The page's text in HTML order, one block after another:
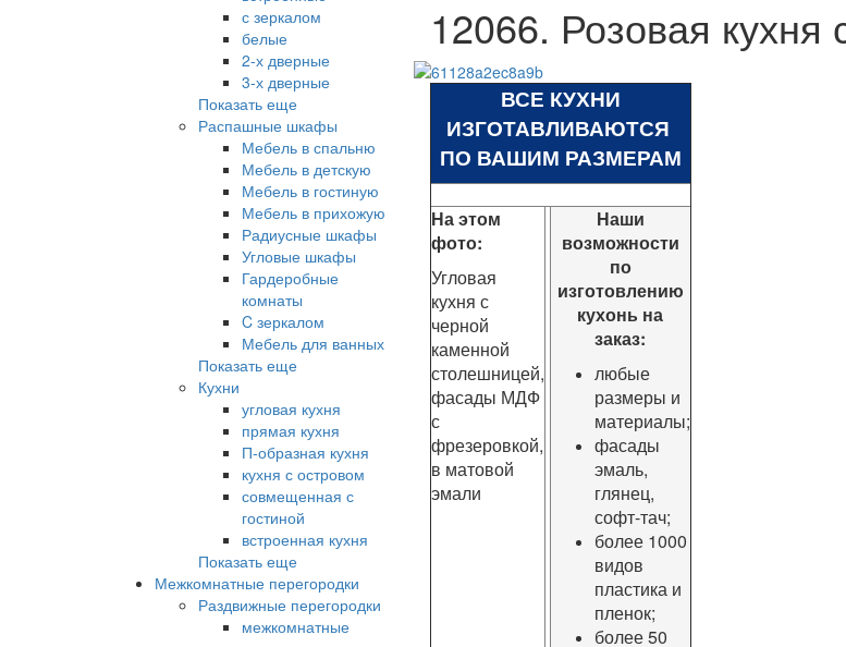
с зеркалом
белые
2-х дверные
3-х дверные
Показать еще
Распашные шкафы
Мебель в спальню
Мебель в детскую
Мебель в гостиную
Мебель в прихожую
Радиусные шкафы
Угловые шкафы
Гардеробные
комнаты
C зеркалом
Мебель для ванных
Показать еще
Кухни
угловая кухня
прямая кухня
П-образная кухня
кухня с островом
совмещенная с
гостиной
встроенная кухня
Показать еще
Межкомнатные перегородки
Раздвижные перегородки
межкомнатные
12066. Розовая кухня
ВСЕ КУХНИ
ИЗГОТАВЛИВАЮТСЯ
ПО ВАШИМ РАЗМЕРАМ
На этом
фото:
Угловая
кухня с
черной
каменной
столешницей,
фасады МДФ
с
фрезеровкой,
в матовой
эмали
Наши
возможности
по
изготовлению
кухонь на
заказ:
любые
размеры и
материалы;
фасады
эмаль,
глянец,
софт-тач;
более 1000
видов
пластика и
пленок;
более 50